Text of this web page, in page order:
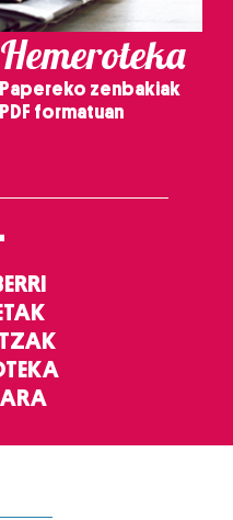
Hemeroteka
Papereko zenbakiak
PDF formatuan